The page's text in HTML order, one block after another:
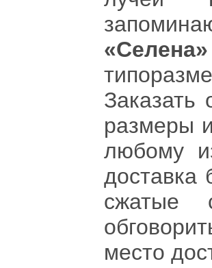
«Селена»
Заказать
размеры
любому
доставка
сжатые
место